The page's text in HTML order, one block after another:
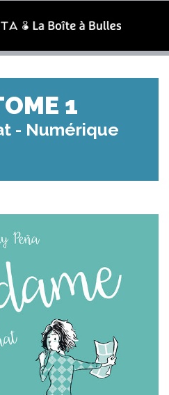
1
- Numérique